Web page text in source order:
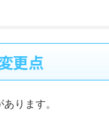
更点
ります。